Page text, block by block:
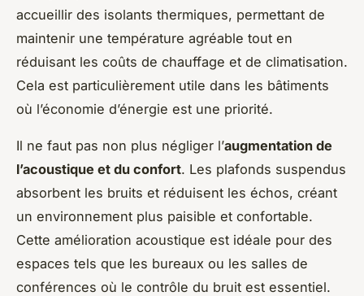
accueillir des isolants thermiques, permettant de
maintenir une température agréable tout en
réduisant les coûts de chauffage et de climatisation.
Cela est particulièrement utile dans les bâtiments
où l’économie d’énergie est une priorité.
Il ne faut pas non plus négliger l’augmentation de
l’acoustique et du confort. Les plafonds suspendus
absorbent les bruits et réduisent les échos, créant
un environnement plus paisible et confortable.
Cette amélioration acoustique est idéale pour des
espaces tels que les bureaux ou les salles de
conférences où le contrôle du bruit est essentiel.